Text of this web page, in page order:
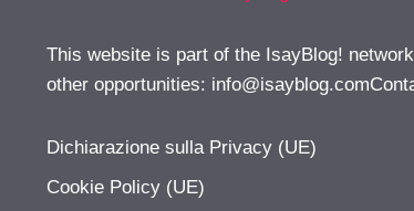
This website is part of the IsayBlog!
other opportunities:
Dichiarazione sulla Privacy (UE)
Cookie Policy (UE)